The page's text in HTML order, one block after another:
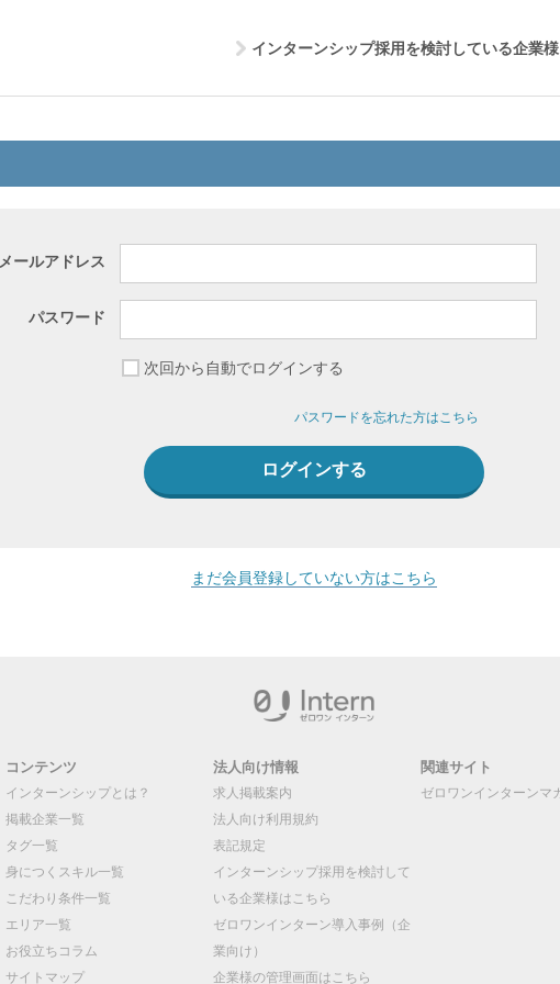
インターンシップ採用を検討している企業
メールアドレス
パスワード
次回から自動でログインする
パスワードを忘れた方はこちら
まだ会員登録していない方はこちら
コンテンツ
インターンシップとは？
掲載企業一覧
タグ一覧
身につくスキル一覧
こだわり条件一覧
エリア一覧
お役立ちコラム
サイトマップ
法人向け情報
求人掲載案内
法人向け利用規約
表記規定
インターンシップ採用を検討して
いる企業様はこちら
ゼロワンインターン導入事例（企
業向け）
企業様の管理画面はこちら
関連サイト
ゼロワンインターンマ